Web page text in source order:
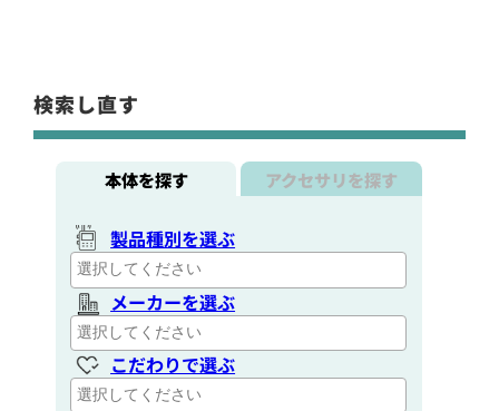
検索し直す
本体を探す アクセサリを探す
製品種別を選ぶ
メーカーを選ぶ
こだわりで選ぶ